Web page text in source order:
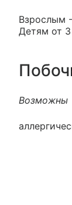
Взрослым
Детям от
Возможны